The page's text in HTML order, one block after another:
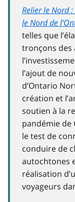
Relier le Nord
le Nord de
telles que
tronçons des
l’ajout de
d’Ontario
création et
soutien à la
pandémie de
le test de
conduire de
autochtones
réalisation
voyageurs